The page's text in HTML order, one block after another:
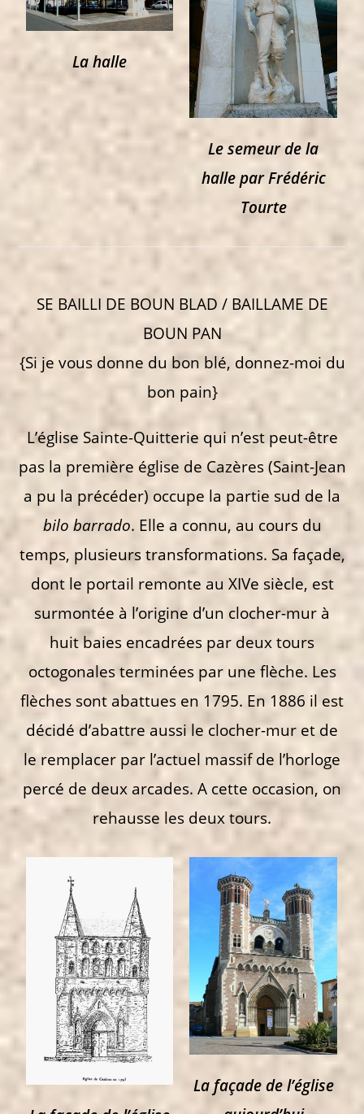
La halle
Le semeur de la
halle par Frédéric
Tourte
SE BAILLI DE BOUN BLAD / BAILLAME DE
BOUN PAN
{Si je vous donne du bon blé, donnez-moi du
bon pain}
L’église Sainte-Quitterie qui n’est peut-être
pas la première église de Cazères (Saint-Jean
a pu la précéder) occupe la partie sud de la
bilo barrado. Elle a connu, au cours du
temps, plusieurs transformations. Sa façade,
dont le portail remonte au XIVe siècle, est
surmontée à l’origine d’un clocher-mur à
huit baies encadrées par deux tours
octogonales terminées par une flèche. Les
flèches sont abattues en 1795. En 1886 il est
décidé d’abattre aussi le clocher-mur et de
le remplacer par l’actuel massif de l’horloge
percé de deux arcades. A cette occasion, on
rehausse les deux tours.
La façade de l’église